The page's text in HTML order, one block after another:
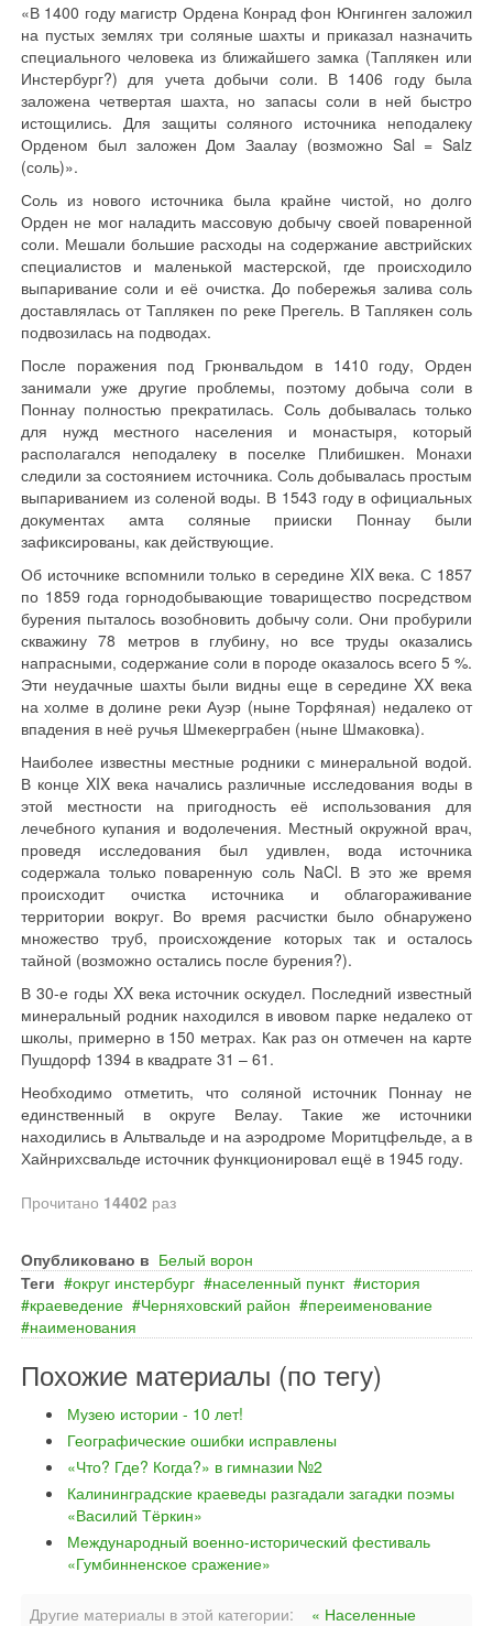
«В 1400 году магистр Ордена Конрад фон Юнгинген заложил
на пустых землях три соляные шахты и приказал назначить
специального человека из ближайшего замка (Таплякен или
Инстербург?) для учета добычи соли. В 1406 году была
заложена четвертая шахта, но запасы соли в ней быстро
истощились. Для защиты соляного источника неподалеку
Орденом был заложен Дом Заалау (возможно Sal = Salz
(соль)».
Соль из нового источника была крайне чистой, но долго
Орден не мог наладить массовую добычу своей поваренной
соли. Мешали большие расходы на содержание австрийских
специалистов и маленькой мастерской, где происходило
выпаривание соли и её очистка. До побережья залива соль
доставлялась от Таплякен по реке Прегель. В Таплякен соль
подвозилась на подводах.
После поражения под Грюнвальдом в 1410 году, Орден
занимали уже другие проблемы, поэтому добыча соли в
Поннау полностью прекратилась. Соль добывалась только
для нужд местного населения и монастыря, который
располагался неподалеку в поселке Плибишкен. Монахи
следили за состоянием источника. Соль добывалась простым
выпариванием из соленой воды. В 1543 году в официальных
документах амта соляные прииски Поннау были
зафиксированы, как действующие.
Об источнике вспомнили только в середине XIX века. С 1857
по 1859 года горнодобывающие товарищество посредством
бурения пыталось возобновить добычу соли. Они пробурили
скважину 78 метров в глубину, но все труды оказались
напрасными, содержание соли в породе оказалось всего 5 %.
Эти неудачные шахты были видны еще в середине XX века
на холме в долине реки Ауэр (ныне Торфяная) недалеко от
впадения в неё ручья Шмекерграбен (ныне Шмаковка).
Наиболее известны местные родники с минеральной водой.
В конце XIX века начались различные исследования воды в
этой местности на пригодность её использования для
лечебного купания и водолечения. Местный окружной врач,
проведя исследования был удивлен, вода источника
содержала только поваренную соль NaCl. В это же время
происходит очистка источника и облагораживание
территории вокруг. Во время расчистки было обнаружено
множество труб, происхождение которых так и осталось
тайной (возможно остались после бурения?).
В 30-е годы XX века источник оскудел. Последний известный
минеральный родник находился в ивовом парке недалеко от
школы, примерно в 150 метрах. Как раз он отмечен на карте
Пушдорф 1394 в квадрате 31 – 61.
Необходимо отметить, что соляной источник Поннау не
единственный в округе Велау. Такие же источники
находились в Альтвальде и на аэродроме Моритцфельде, а в
Хайнрихсвальде источник функционировал ещё в 1945 году.
Прочитано 14402 раз
Опубликовано в Белый ворон
Теги
округ инстербург населенный пункт
история
краеведение
Черняховский район
переименование
наименования
Похожие материалы (по тегу)
Музею истории - 10 лет!
Географические ошибки исправлены
«Что? Где? Когда?» в гимназии №2
Калининградские краеведы разгадали загадки поэмы
«Василий Тёркин»
Международный военно-исторический фестиваль
«Гумбинненское сражение»
Другие материалы в этой категории:
« Населенные